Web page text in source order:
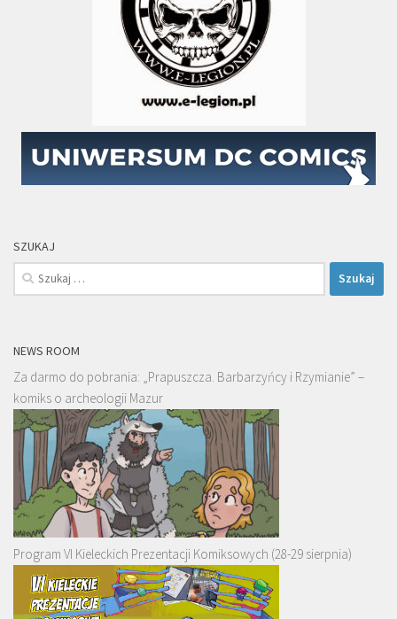
SZUKAJ
Szukaj:
NEWS ROOM
Za darmo do pobrania: „Prapuszcza. Barbarzyńcy i Rzymianie” –
komiks o archeologii Mazur
Program VI Kieleckich Prezentacji Komiksowych (28-29 sierpnia)